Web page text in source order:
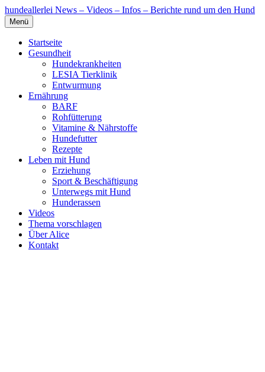
hundeallerlei News – Videos – Infos – Berichte rund um den Hund
Menü
Startseite
Gesundheit
Hundekrankheiten
LESIA Tierklinik
Entwurmung
Ernährung
BARF
Rohfütterung
Vitamine & Nährstoffe
Hundefutter
Rezepte
Leben mit Hund
Erziehung
Sport & Beschäftigung
Unterwegs mit Hund
Hunderassen
Videos
Thema vorschlagen
Über Alice
Kontakt